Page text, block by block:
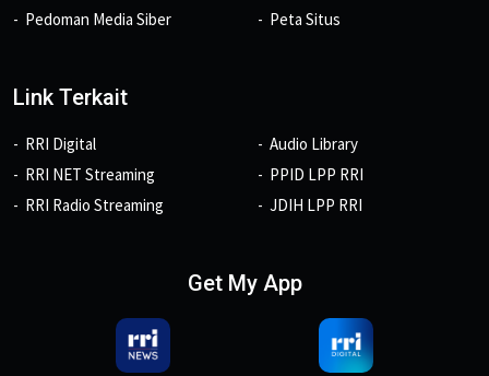
Pedoman Media Siber
Peta Situs
Link Terkait
RRI Digital
RRI NET Streaming
RRI Radio Streaming
Audio Library
PPID LPP RRI
JDIH LPP RRI
Get My App